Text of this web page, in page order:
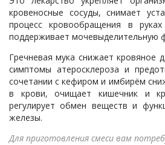
кровеносные сосуды, снимает
процесс кровообращения в
поддерживает мочевыделительную
Гречневая мука снижает кровяное
симптомы атеросклероза и
сочетании с кефиром и имбирём
в крови, очищает кишечник и
регулирует обмен веществ и
железы.
Для приготовления смеси вам